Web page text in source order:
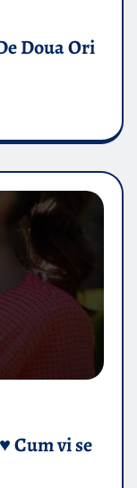
Doua Ori
Cum vi se